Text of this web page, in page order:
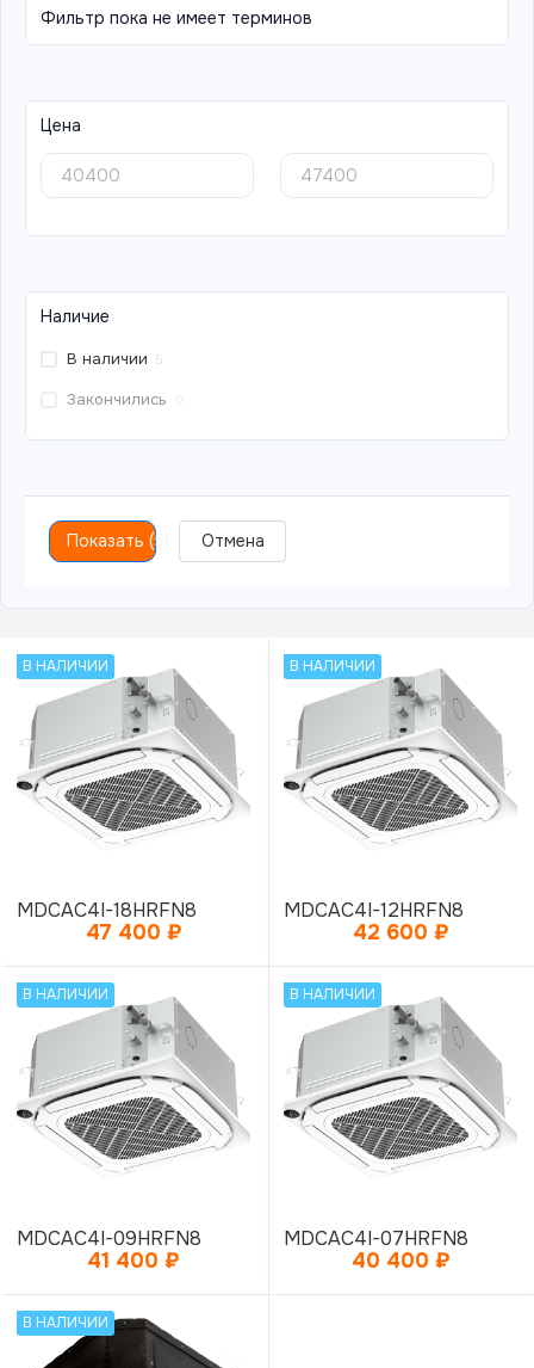
Фильтр пока не имеет терминов
Цена
Наличие
В наличии 5
Закончились
Показать (5 Отмена
В НАЛИЧИИ
MDCAC4I-18HRFN8
47 400 ₽
В НАЛИЧИИ
MDCAC4I-12HRFN8
42 600 ₽
В НАЛИЧИИ
MDCAC4I-09HRFN8
41 400 ₽
В НАЛИЧИИ
MDCAC4I-07HRFN8
40 400 ₽
В НАЛИЧИИ